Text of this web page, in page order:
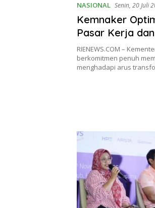
NASIONAL Senin, 20 Juli
Kemnaker
Pasar Kerja
RIENEWS.COM –
berkomitmen penuh
menghadapi arus